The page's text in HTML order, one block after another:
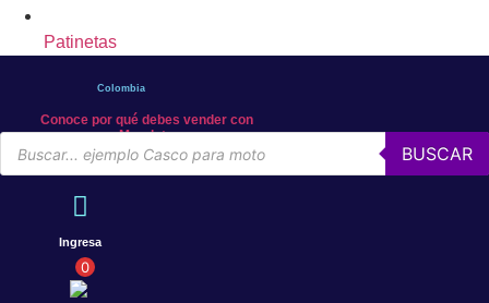
Patinetas
Colombia
Conoce por qué debes vender con
Mercleta
Búsqueda
de
productos
BUSCAR
Ingresa
0